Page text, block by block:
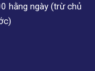
hằng ngày (trừ chủ